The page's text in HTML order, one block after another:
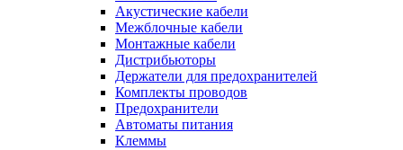
Акустические кабели
Межблочные кабели
Монтажные кабели
Дистрибьюторы
Держатели для предохранителей
Комплекты проводов
Предохранители
Автоматы питания
Клеммы